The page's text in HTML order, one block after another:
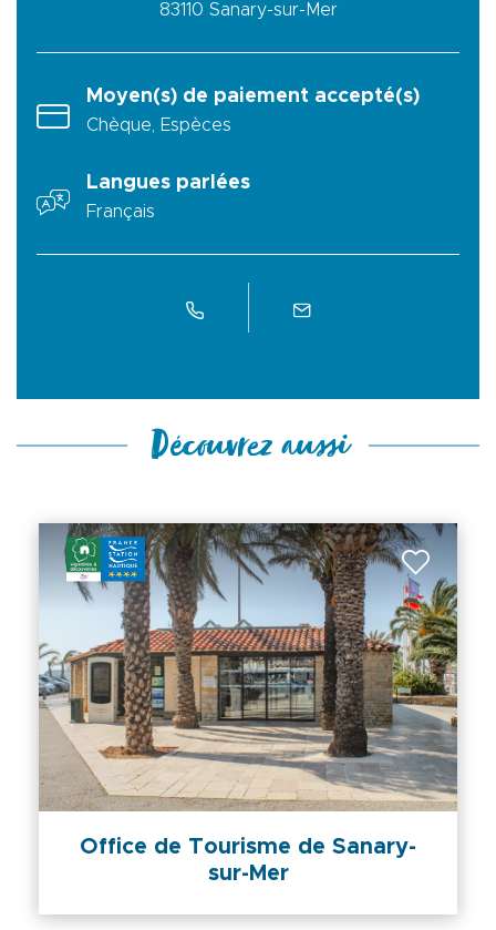
83110 Sanary-sur-Mer
Moyen(s) de paiement accepté(s)
Chèque, Espèces
Langues parlées
Français
Découvrez aussi
Office de Tourisme de Sanary-
sur-Mer